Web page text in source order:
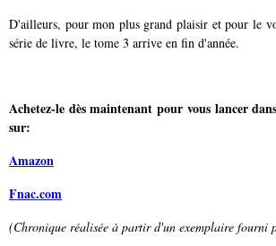
D'ailleurs, pour mon plus grand plaisir et pour le
série de livre, le tome 3 arrive en fin d'année.
Achetez-le dès maintenant pour vous lancer
sur:
Amazon
Fnac.com
(Chronique réalisée à partir d'un exemplaire fourni